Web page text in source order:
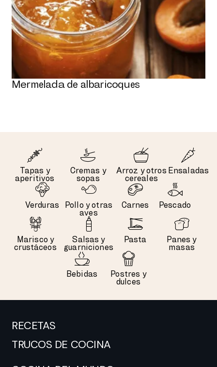
Mermelada de albaricoques
Tapas y
aperitivos
Cremas y
sopas
Arroz y otros
cereales
Ensaladas
Verduras
Pollo y otras
aves
Carnes Pescado
Marisco y
crustáceos
Salsas y
guarniciones
Pasta
Panes y
masas
Bebidas
Postres y
dulces
RECETAS
TRUCOS DE COCINA